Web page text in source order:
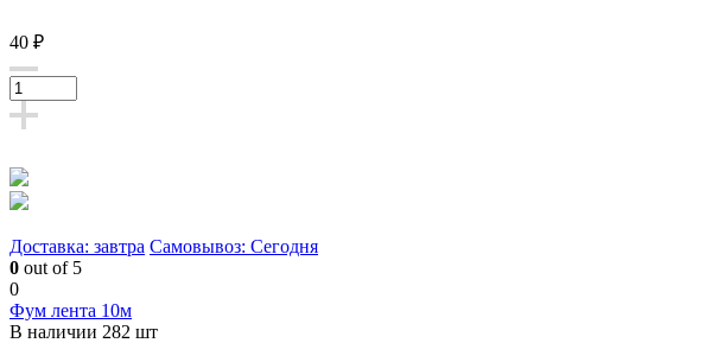
40 ₽
Доставка: завтра Самовывоз: Сегодня
0 out of 5
0
Фум лента 10м
В наличии 282 шт